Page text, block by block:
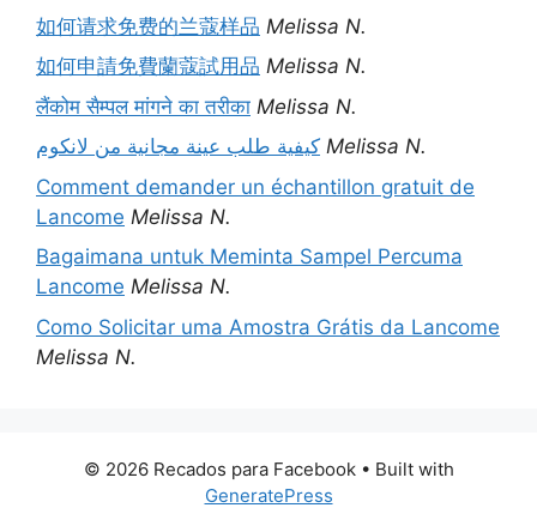
如何请求免费的兰蔻样品 Melissa N.
如何申請免費蘭蔻試用品 Melissa N.
लैंकोम सैम्पल मांगने का तरीका Melissa N.
كيفية طلب عينة مجانية من لانكوم Melissa N.
Comment demander un échantillon gratuit de
Lancome Melissa N.
Bagaimana untuk Meminta Sampel Percuma
Lancome Melissa N.
Como Solicitar uma Amostra Grátis da Lancome
Melissa N.
© 2026 Recados para Facebook• Built with
GeneratePress